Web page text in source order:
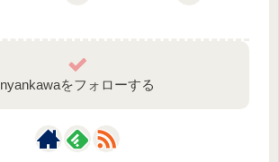
nyankawaをフォローする